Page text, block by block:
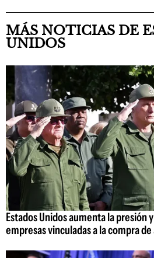
MÁS NOTICIAS DE
UNIDOS
Estados Unidos aumenta la presión
empresas vinculadas a la compra